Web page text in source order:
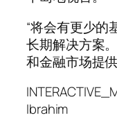
“将会有更少的
长期解决方案
和金融市场提
Ibrahim